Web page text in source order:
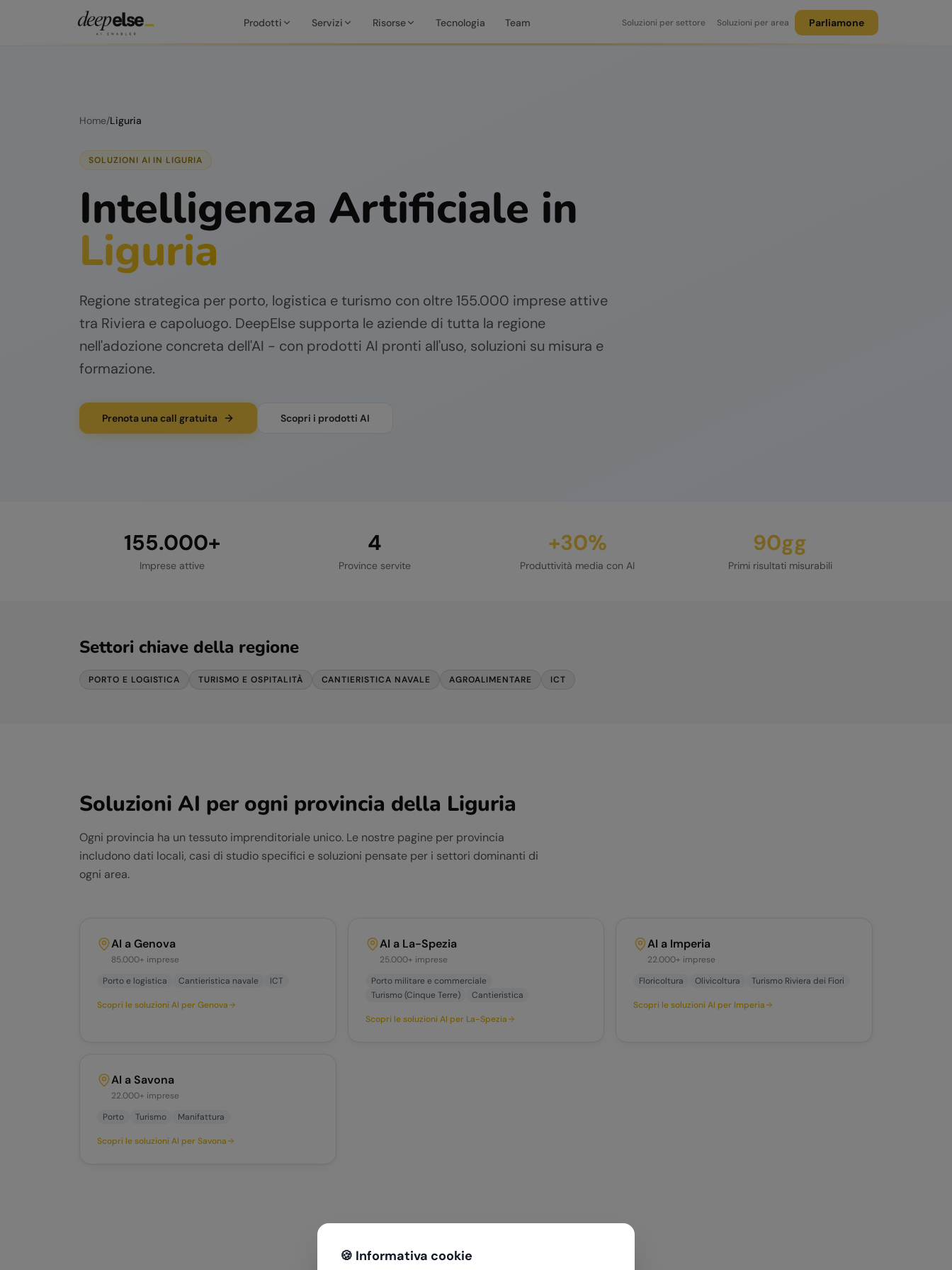
🍪 Informativa cookie
Prodotti Servizi Risorse Tecnologia Team Soluzioni per settore Soluzioni per area Parliamone
Home/Liguria
SOLUZIONI AI IN LIGURIA
Intelligenza Artificiale in
Liguria
Regione strategica per porto, logistica e turismo con oltre 155.000 imprese attive
tra Riviera e capoluogo. DeepElse supporta le aziende di tutta la regione
nell'adozione concreta dell'AI - con prodotti AI pronti all'uso, soluzioni su misura e
formazione.
Prenota una call gratuita Scopri i prodotti AI
155.000+
Imprese attive
4
Province servite
+30%
Produttività media con AI
90gg
Primi risultati misurabili
Settori chiave della regione
PORTO E LOGISTICA TURISMO E OSPITALITÀ CANTIERISTICA NAVALE AGROALIMENTARE ICT
Soluzioni AI per ogni provincia della Liguria
Ogni provincia ha un tessuto imprenditoriale unico. Le nostre pagine per provincia
includono dati locali, casi di studio specifici e soluzioni pensate per i settori dominanti di
ogni area.
AI aGenova
85.000+ imprese
Porto e logistica
Cantieristica navale ICT
Scopri le soluzioni AI perGenova
AI a La-Spezia
25.000+ imprese
Porto militare e commerciale
Turismo (Cinque Terre)
Cantieristica
Scopri le soluzioni AI per La-Spezia
AI a Imperia
22.000+ imprese
Floricoltura
Olivicoltura Turismo Riviera dei Fiori
Scopri le soluzioni AI per Imperia
AI a Savona
22.000+ imprese
Porto
Turismo Manifattura
Scopri le soluzioni AI perSavona